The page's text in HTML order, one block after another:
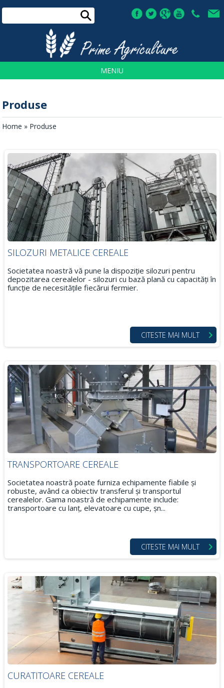
TEL:
933
MENIU
Produse
Home » Produse
SILOZURI METALICE CEREALE
Societatea noastră vă pune la dispoziție silozuri pentru
depozitarea cerealelor - silozuri cu bază plană cu capacități în
funcție de necesitățile fiecărui fermier.
CITESTE MAI MULT
TRANSPORTOARE CEREALE
Societatea noastră poate furniza echipamente fiabile și
robuste, având ca obiectiv transferul și transportul
cerealelor. Gama noastră de echipamente include:
transportoare cu lanț, elevatoare cu cupe, șn...
CITESTE MAI MULT
CURATITOARE CEREALE